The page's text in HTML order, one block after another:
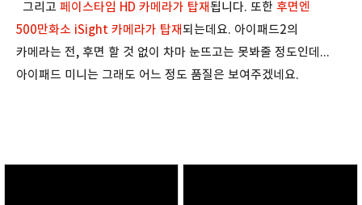
그리고 페이스타임 HD 카메라가 탑재됩니다. 또한 후면엔
500만화소 iSight 카메라가 탑재되는데요. 아이패드2의
카메라는 전, 후면 할 것 없이 차마 눈뜨고는 못봐줄 정도인데...
아이패드 미니는 그래도 어느 정도 품질은 보여주겠네요.